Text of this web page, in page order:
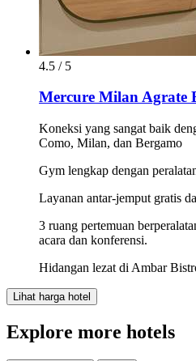
4.5 / 5
Mercure Milan Agrate
Koneksi yang sangat baik
Como, Milan, dan Bergamo
Gym lengkap dengan
Layanan antar-jemput gratis
3 ruang pertemuan
acara dan konferensi.
Hidangan lezat di Ambar
Lihat harga hotel
Explore more hotels